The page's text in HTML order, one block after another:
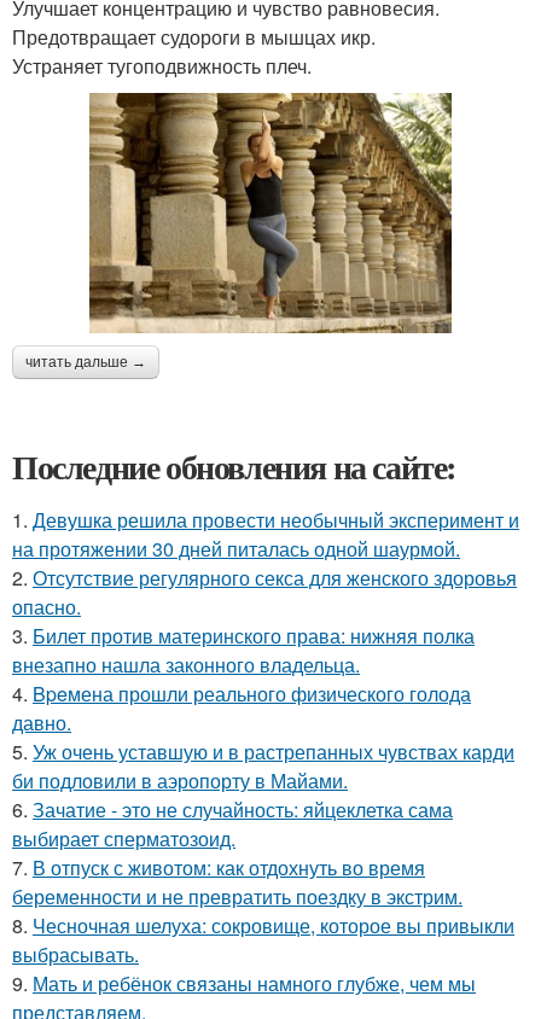
Улучшает концентрацию и чувство равновесия.
Предотвращает судороги в мышцах икр.
Устраняет тугоподвижность плеч.
читать дальше →
Последние обновления на сайте:
1. Девушка решила провести необычный эксперимент и
на протяжении 30 дней питалась одной шаурмой.
2. Отсутствие регулярного секса для женского здоровья
опасно.
3. Билет против материнского права: нижняя полка
внезапно нашла законного владельца.
4. Bpeмена прошли реального физического голода
давно.
5. Уж очень уставшую и в растрепанных чувствах карди
би подловили в аэропорту в Майами.
6. Зачатие - это не случайность: яйцеклетка сама
выбирает сперматозоид.
7. В отпуск с животом: как отдохнуть во время
беременности и не превратить поездку в экстрим.
8. Чесночная шелуха: сокровище, которое вы привыкли
выбрасывать.
9. Мать и ребёнок связаны намного глубже, чем мы
представляем.